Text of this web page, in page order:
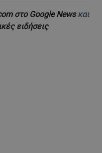
στο Google Newsκαι
ειδήσεις